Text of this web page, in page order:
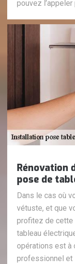
pouvez
Rénovation
pose de
Dans le cas où
vétuste, et que
profitez de cette
tableau
opérations est à
professionnel et